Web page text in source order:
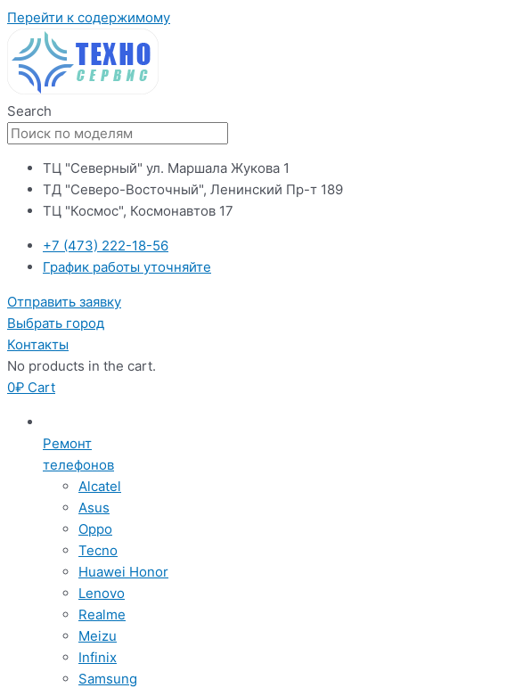
Перейти к содержимому
Search
ТЦ "Северный" ул. Маршала Жукова 1
ТД "Северо-Восточный", Ленинский Пр-т 189
ТЦ "Космос", Космонавтов 17
+7 (473) 222-18-56
График работы уточняйте
Отправить заявку
Выбрать город
Контакты
No products in the cart.
0₽ Cart
Ремонт
телефонов
Alcatel
Asus
Oppo
Tecno
Huawei Honor
Lenovo
Realme
Meizu
Infinix
Samsung